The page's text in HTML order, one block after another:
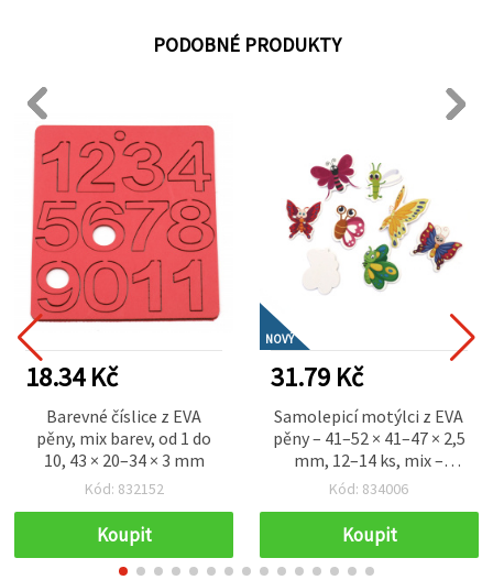
PODOBNÉ PRODUKTY
18.34 Kč
Barevné číslice z EVA
pěny, mix barev, od 1 do
10, 43 × 20–34 × 3 mm
Kód: 832152
Koupit
NOVÝ
31.79 Kč
Samolepicí motýlci z EVA
pěny – 41–52 × 41–47 × 2,5
mm, 12–14 ks, mix –
krásné dekorativní
přáníčka a jarní dekorace
EM ART
Kód: 834006
Koupit